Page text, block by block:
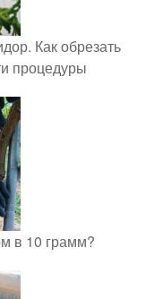
Как обрезать
процедуры
в 10 грамм?